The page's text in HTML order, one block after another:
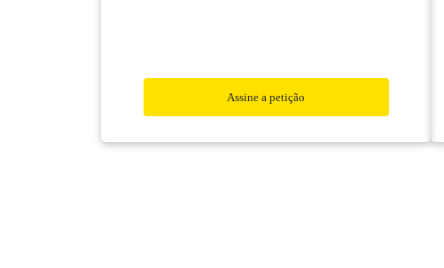
Assine a petição